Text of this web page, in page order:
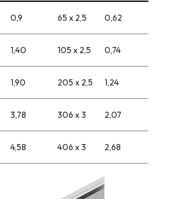
0,9 65 x 2,5 0,62
1,40 105 x 2,5 0,74
1,90 205 x 2,5 1,24
3,78 306 x 3 2,07
4,58 406 x 3 2,68